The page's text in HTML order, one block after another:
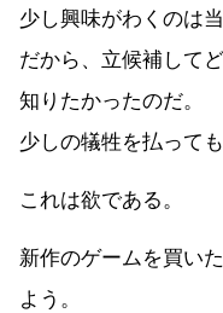
少し興味がわくのは
だから、立候補して
知りたかったのだ。
少しの犠牲を払って
これは欲である。
新作のゲームを買い
よう。